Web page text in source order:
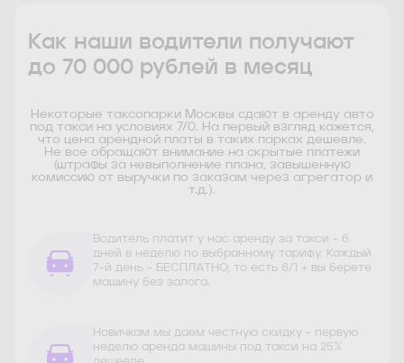
Как наши водители получают
до 70 000 рублей в месяц
Некоторые таксопарки Москвы сдают в аренду авто
под такси на условиях 7/0. На первый взгляд кажется,
что цена арендной платы в таких парках дешевле.
Не все обращают внимание на скрытые платежи
(штрафы за невыполнение плана, завышенную
комиссию от выручки по заказам через агрегатор и
т.д.).
Водитель платит у нас аренду за такси - 6
дней в неделю по выбранному тарифу. Каждый
7-й день - БЕСПЛАТНО, то есть 6/1 + вы берете
машину без залога.
Новичкам мы даем честную скидку - первую
неделю аренда машины под такси на 25%